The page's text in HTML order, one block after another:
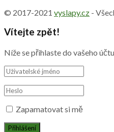
© 2017-2021 vyslapy.cz -
Vítejte zpět!
Níže se přihlaste do vašeho účtu
Zapamatovat si mě